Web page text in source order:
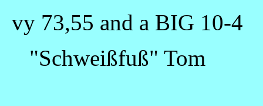
vy 73,55 and a BIG 10-4
"Schweißfuß" Tom